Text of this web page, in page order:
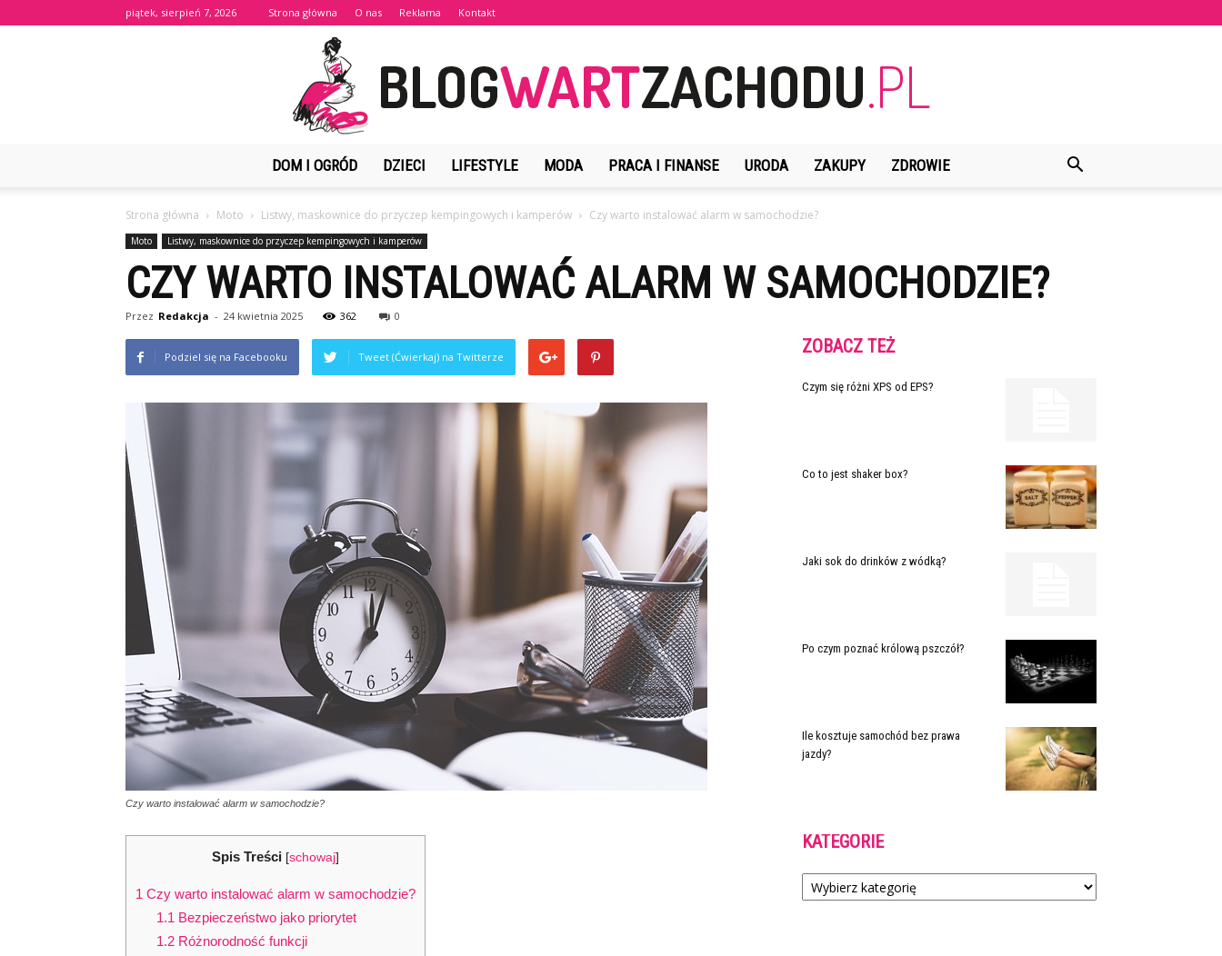
piątek, sierpień 7, 2026 Strona główna O nas Reklama Kontakt
DOM I OGRÓD DZIECI LIFESTYLE MODA PRACA I FINANSE URODA ZAKUPY ZDROWIE
Strona główna Moto Listwy, maskownice do przyczep kempingowych i kamperów Czy warto instalować alarm w samochodzie?
Moto Listwy, maskownice do przyczep kempingowych i kamperów
CZY WARTO INSTALOWAĆ ALARM W SAMOCHODZIE?
Przez Redakcja - 24 kwietnia 2025 362 0
Podziel się na Facebooku Tweet (Ćwierkaj) na Twitterze
Czy warto instalować alarm w samochodzie?
Spis Treści [schowaj]
1 Czy warto instalować alarm w samochodzie?
1.1 Bezpieczeństwo jako priorytet
1.2Różnorodność funkcji
ZOBACZ TEŻ
Czym się różni XPS od EPS?
Co to jest shaker box?
Jaki sok do drinków z wódką?
Po czym poznać królową pszczół?
Ile kosztuje samochód bez prawa
jazdy?
KATEGORIE
Kategorie